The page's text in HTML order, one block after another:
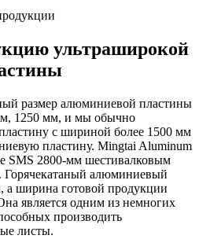
ультраширокой
размер алюминиевой пластины
1250 мм, и мы обычно
с шириной более 1500 мм
пластину. Mingtai Aluminum
SMS 2800-мм шестивалковым
Горячекатаный алюминиевый
а ширина готовой продукции
является одним из немногих
производить
листы.